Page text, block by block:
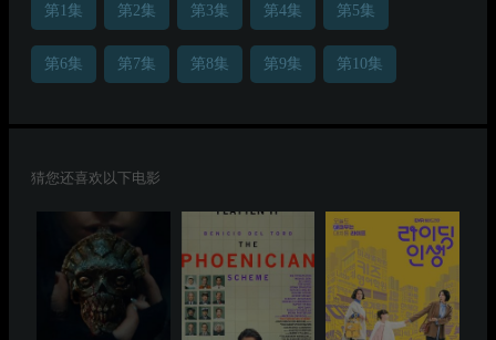
第1集 第2集 第3集 第4集 第5集
第6集 第7集 第8集 第9集 第10集
猜您还喜欢以下电影